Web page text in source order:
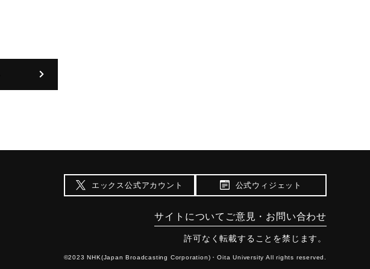
エックス公式アカウント 公式ウィジェット
サイトについて ご意見・お問い合わせ
許可なく転載することを禁じます。
©2023 NHK(Japan Broadcasting Corporation)・Oita University All rights reserved.